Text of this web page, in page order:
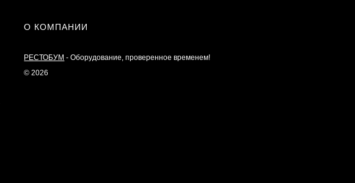
О КОМПАНИИ
РЕСТОБУМ - Оборудование, проверенное временем!
© 2026